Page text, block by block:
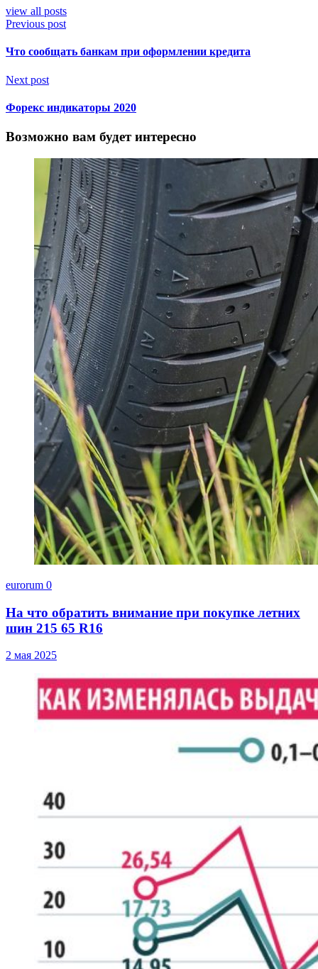
view all posts
Previous post
Что сообщать банкам при оформлении кредита
Next post
Форекс индикаторы 2020
Возможно вам будет интересно
eurorum 0
На что обратить внимание при покупке летних
шин 215 65 R16
2 мая 2025